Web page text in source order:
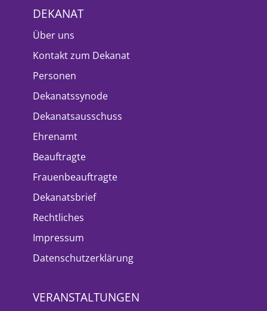
DEKANAT
Über uns
Kontakt zum Dekanat
Personen
Dekanatssynode
Dekanatsausschuss
Ehrenamt
Beauftragte
Frauenbeauftragte
Dekanatsbrief
Rechtliches
Impressum
Datenschutzerklärung
VERANSTALTUNGEN